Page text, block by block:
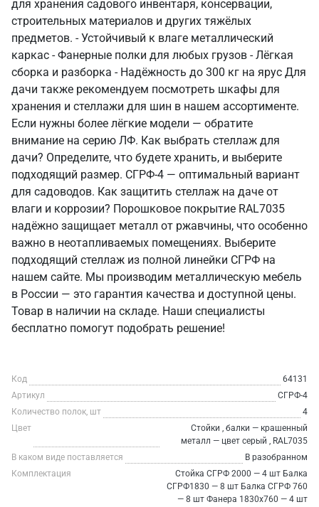
для хранения садового инвентаря, консервации,
строительных материалов и других тяжёлых
предметов. - Устойчивый к влаге металлический
каркас - Фанерные полки для любых грузов - Лёгкая
сборка и разборка - Надёжность до 300 кг на ярус Для
дачи также рекомендуем посмотреть шкафы для
хранения и стеллажи для шин в нашем ассортименте.
Если нужны более лёгкие модели — обратите
внимание на серию ЛФ. Как выбрать стеллаж для
дачи? Определите, что будете хранить, и выберите
подходящий размер. СГРФ-4 — оптимальный вариант
для садоводов. Как защитить стеллаж на даче от
влаги и коррозии? Порошковое покрытие RAL7035
надёжно защищает металл от ржавчины, что особенно
важно в неотапливаемых помещениях. Выберите
подходящий стеллаж из полной линейки СГРФ на
нашем сайте. Мы производим металлическую мебель
в России — это гарантия качества и доступной цены.
Товар в наличии на складе. Наши специалисты
бесплатно помогут подобрать решение!
Код
64131
Артикул
СГРФ-4
Количество полок, шт
4
Цвет
Стойки , балки — крашенный
металл — цвет серый , RAL7035
В каком виде поставляется
В разобранном
Комплектация
Стойка СГРФ 2000 — 4 шт Балка
СГРФ1830 — 8 шт Балка СГРФ 760
— 8 шт Фанера 1830х760 — 4 шт